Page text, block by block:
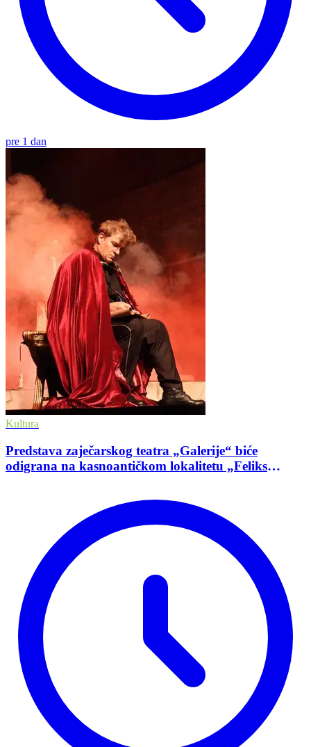
pre 1 dan
Kultura
Predstava zaječarskog teatra „Galerije“ biće
odigrana na kasnoantičkom lokalitetu „Feliks